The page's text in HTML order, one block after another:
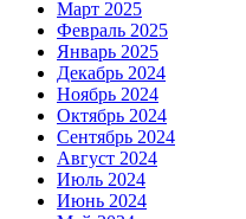
Март 2025
Февраль 2025
Январь 2025
Декабрь 2024
Ноябрь 2024
Октябрь 2024
Сентябрь 2024
Август 2024
Июль 2024
Июнь 2024